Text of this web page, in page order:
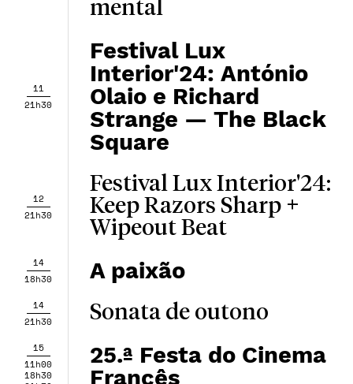
mental
11
21h30
Festival Lux
Interior'24: António
Olaio e Richard
Strange — The Black
Square
12
21h30
Festival Lux Interior'24:
Keep Razors Sharp +
Wipeout Beat
14
18h30
A paixão
14
21h30
Sonata de outono
15
11h00
18h30
25.ª Festa do Cinema
Francês